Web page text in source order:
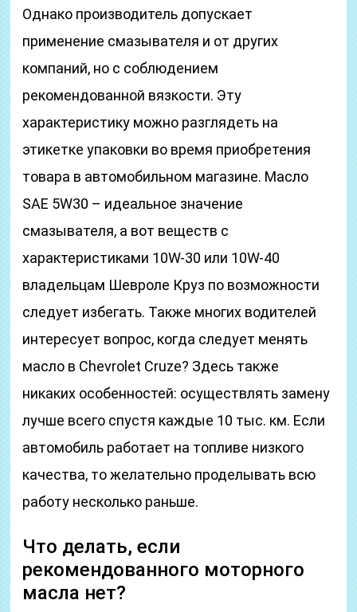
Однако производитель допускает
применение смазывателя и от других
компаний, но с соблюдением
рекомендованной вязкости. Эту
характеристику можно разглядеть на
этикетке упаковки во время приобретения
товара в автомобильном магазине. Масло
SAE 5W30 – идеальное значение
смазывателя, а вот веществ с
характеристиками 10W-30 или 10W-40
владельцам Шевроле Круз по возможности
следует избегать. Также многих водителей
интересует вопрос, когда следует менять
масло в Chevrolet Cruze? Здесь также
никаких особенностей: осуществлять замену
лучше всего спустя каждые 10 тыс. км. Если
автомобиль работает на топливе низкого
качества, то желательно проделывать всю
работу несколько раньше.
Что делать, если
рекомендованного моторного
масла нет?